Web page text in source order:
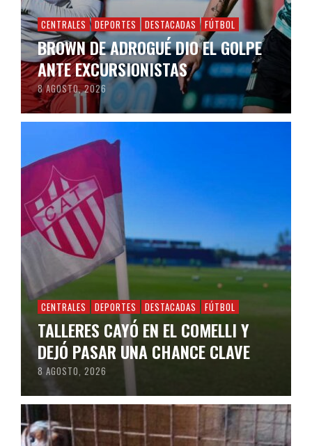
CENTRALES DEPORTES DESTACADAS FÚTBOL
BROWN DE ADROGUÉ DIO EL GOLPE
ANTE EXCURSIONISTAS
8 AGOSTO, 2026
CENTRALES DEPORTES DESTACADAS FÚTBOL
TALLERES CAYÓ EN EL COMELLI Y
DEJÓ PASAR UNA CHANCE CLAVE
8 AGOSTO, 2026